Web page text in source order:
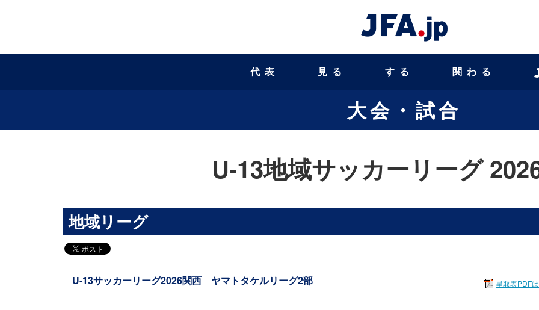
代表 見る する 関わる
大会・試合
U-13地域サッカーリーグ
地域リーグ
星取表PDF
U-13サッカーリーグ2026関西 ヤマトタケルリーグ2部